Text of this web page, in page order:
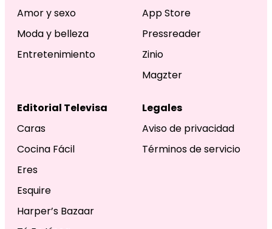
Amor y sexo
Moda y belleza
Entretenimiento
App Store
Pressreader
Zinio
Magzter
Editorial Televisa
Caras
Cocina Fácil
Eres
Esquire
Harper’s Bazaar
Legales
Aviso de privacidad
Términos de servicio